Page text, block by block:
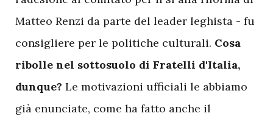
Matteo Renzi da parte del leader leghista - fu
consigliere per le politiche culturali. Cosa
ribolle nel sottosuolo di Fratelli d'Italia,
dunque? Le motivazioni ufficiali le abbiamo
già enunciate, come ha fatto anche il